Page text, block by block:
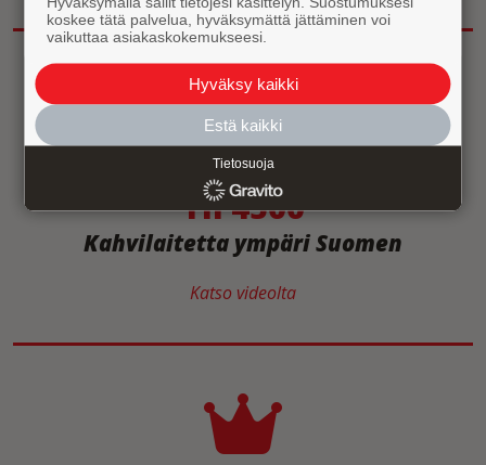
Yli 4500
Kahvilaitetta ympäri Suomen
Katso videolta
koskee tätä palvelua, hyväksymättä jättäminen voi
vaikuttaa asiakaskokemukseesi.
Hyväksy kaikki
Estä kaikki
Tietosuoja